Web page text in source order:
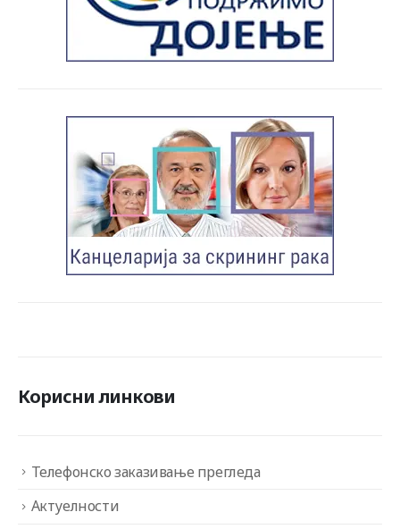
Корисни линкови
Телефонско заказивање прегледа
Актуелности